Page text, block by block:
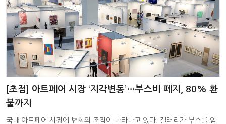
[초점] 아트페어 시장 ‘지각변동’…부스비 폐지, 80% 환
불까지
국내 아트페어 시장에 변화의 조짐이 나타나고 있다. 갤러리가 부스를 임